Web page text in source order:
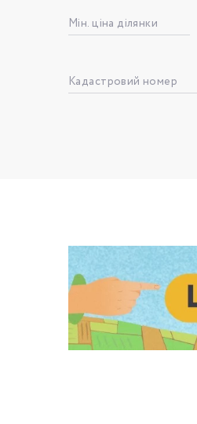
Мін. ціна ділянки
Кадастровий номер